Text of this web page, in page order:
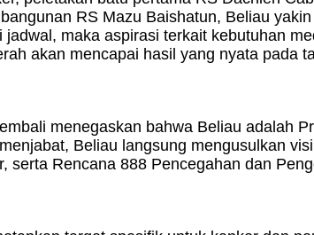
RS Mazu Baishatun, Beliau
jadwal, maka aspirasi terkait kebutuhan
akan mencapai hasil yang nyata pada
menegaskan bahwa Beliau adalah
Beliau langsung mengusulkan
serta Rencana 888 Pencegahan dan